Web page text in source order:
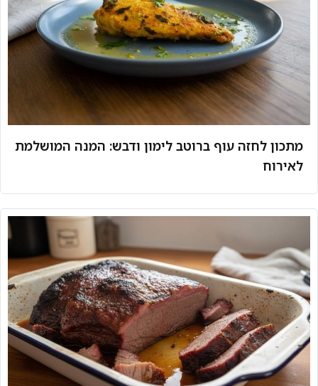
מתכון לחזה עוף ברוטב לימון ודבש: המנה המושלמת
לאירוח